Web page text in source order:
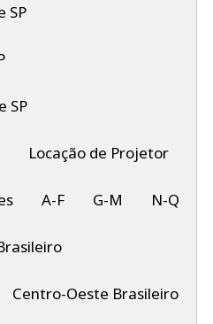
SP
SP
Locação de Projetor
A-F G-M N-Q
Centro-Oeste Brasileiro